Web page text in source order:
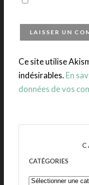
Ce site utilise
indésirables. En
données de vos
CATÉGORIES